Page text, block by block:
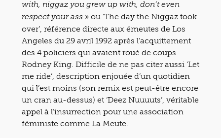
with, niggaz you grew up with, don’t even
respect your ass » ou ‘The day the Niggaz took
over’, référence directe aux émeutes de Los
Angeles du 29 avril 1992 après l’acquittement
des 4 policiers qui avaient roué de coups
Rodney King. Difficile de ne pas citer aussi ‘Let
me ride’, description enjouée d’un quotidien
qui l’est moins (son remix est peut-être encore
un cran au-dessus) et ‘Deez Nuuuuts’, véritable
appel à l’insurrection pour une association
féministe comme La Meute.